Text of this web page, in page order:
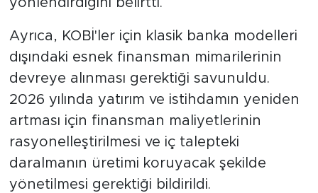
yönlendirdiğini belirtti.
Ayrıca, KOBİ'ler için klasik banka modelleri
dışındaki esnek finansman mimarilerinin
devreye alınması gerektiği savunuldu.
2026 yılında yatırım ve istihdamın yeniden
artması için finansman maliyetlerinin
rasyonelleştirilmesi ve iç talepteki
daralmanın üretimi koruyacak şekilde
yönetilmesi gerektiği bildirildi.